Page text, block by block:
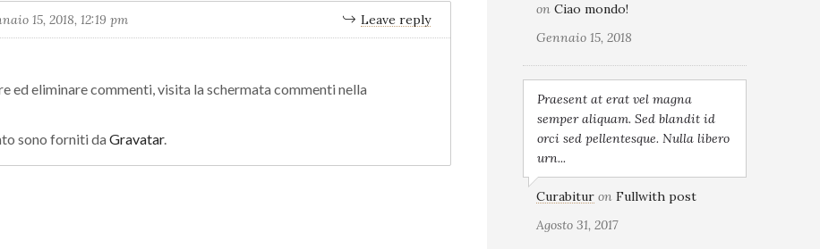
15, 2018, 12:19 pm Leave reply
ed eliminare commenti, visita la schermata commenti nella
sono forniti da Gravatar.
on Ciao mondo!
Gennaio 15, 2018
Praesent at erat vel magna
semper aliquam. Sed blandit id
orci sed pellentesque. Nulla libero
urn...
Curabitur on Fullwith post
Agosto 31, 2017